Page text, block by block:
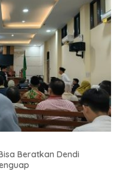
Beratkan Dendi